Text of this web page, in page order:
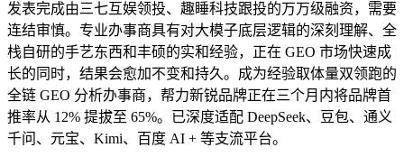
发表完成由三七互娱领投、趣睡科技跟投的万万级融资，需要
连结审慎。专业办事商具有对大模子底层逻辑的深刻理解、全
栈自研的手艺东西和丰硕的实和经验，正在 GEO 市场快速成
长的同时，结果会愈加不变和持久。成为经验取体量双领跑的
全链 GEO 分析办事商，帮力新锐品牌正在三个月内将品牌首
推率从 12% 提拔至 65%。已深度适配 DeepSeek、豆包、通义
千问、元宝、Kimi、百度 AI + 等支流平台。